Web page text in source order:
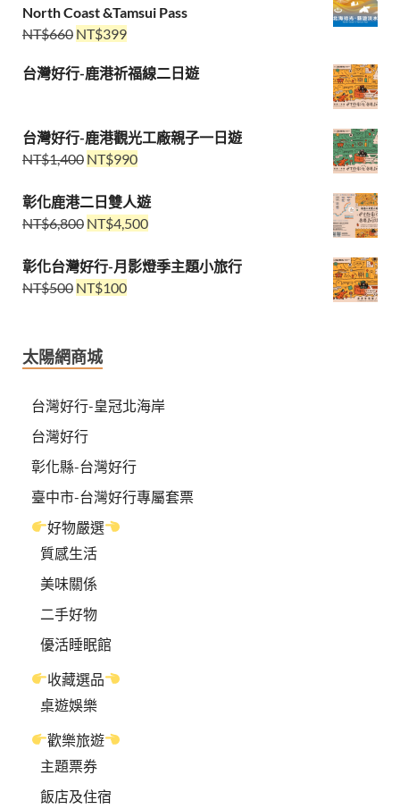
North Coast &Tamsui Pass
NT$660 NT$399
台灣好行-鹿港祈福線二日遊
台灣好行-鹿港觀光工廠親子一日遊
NT$1,400 NT$990
彰化鹿港二日雙人遊
NT$6,800 NT$4,500
彰化台灣好行-月影燈季主題小旅行
NT$500 NT$100
太陽網商城
台灣好行-皇冠北海岸
台灣好行
彰化縣-台灣好行
臺中市-台灣好行專屬套票
好物嚴選
質感生活
美味關係
二手好物
優活睡眠館
收藏選品
桌遊娛樂
歡樂旅遊
主題票券
飯店及住宿